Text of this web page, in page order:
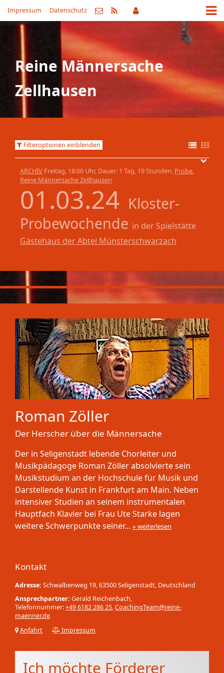
Impressum Datenschutz
Reine Männersache
Zellhausen
Filteroptionen einblenden
ARCHIV Freitag, 18:00 Uhr, Dauer: 1 Tag, 19 Stunden, Probe,
Reine Männersache Zellhausen
01.03.24 Kloster-
Probewochende in der Spielstätte
Gästehaus der Abtei Münsterschwarzach
Roman Zöller
Der Herscher über die Männersache
Der in Seligenstadt lebende Chorleiter und
Musikpädagoge Roman Zöller absolvierte sein
Musikstudium an der Hochschule für Musik und
Darstellende Kunst in Frankfurt am Main. Neben
intensiver Studien an seinem instrumentalen
Hauptfach Klavier bei Frau Ute Starke lagen
weitere Schwerpunkte seiner... » weiterlesen
Kontakt
Adresse: Schwalbenweg 19, 63500 Seligenstadt, Deutschland
Ansprechpartner: Gerald Reichenbach,
Telefonnummer:+49 6182 286 25,CoachingTeam@reine-
maenner.de
Anfahrt
Impressum
Ich möchte Förderer